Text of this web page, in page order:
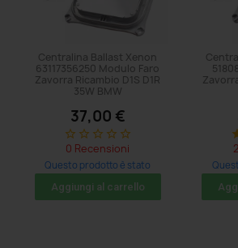
Centralina Ballast Xenon
63117356250 Modulo Faro
Zavorra Ricambio D1S D1R
35W BMW
37,00 €
star_border star_border star_border star_border star_border
0 Recensioni
Questo prodotto è stato
acquistato: 5 volte
Aggiungi al carrello